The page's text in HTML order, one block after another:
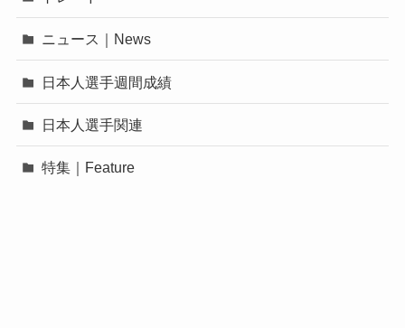
ニュース｜News
日本人選手週間成績
日本人選手関連
特集｜Feature